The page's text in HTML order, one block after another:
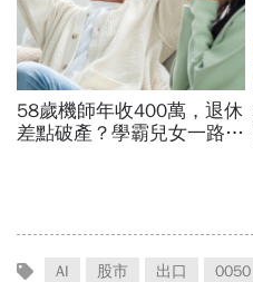
58歲機師年收400萬，退休
差點破產？學霸兒女一路私
AI 股市 出口 0050